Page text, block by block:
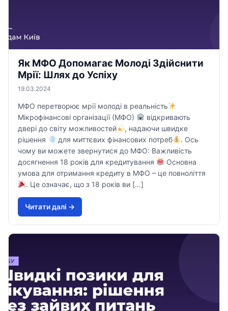
Як МФО Допомагає Молоді Здійснити
Мрії: Шлях до Успіху
19.03.2024
МФО перетворює мрії молоді в реальність
Мікрофінансові організації (МФО)
відкривають
двері до світу можливостей
, надаючи швидке
рішення
для миттєвих фінансових потреб
. Ось
чому ви можете звернутися до МФО: Важливість
досягнення 18 років для кредитування
Основна
умова для отримання кредиту в МФО – це повноліття
. Це означає, що з 18 років ви […]
Читати далi →